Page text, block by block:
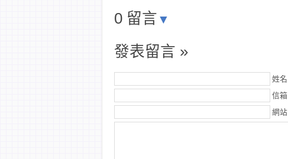
0 留言 ▼
發表留言 »
姓名
信箱
網站